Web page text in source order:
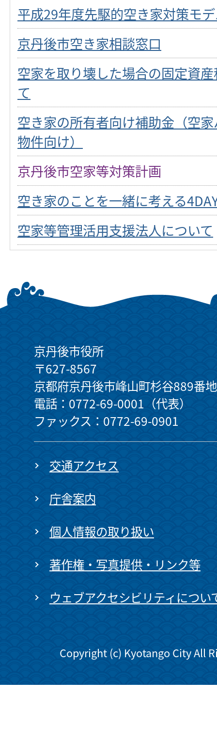
平成29年度先駆的空き家対策モ
京丹後市空き家相談窓口
空家を取り壊した場合の固定資
て
空き家の所有者向け補助金（空
物件向け）
京丹後市空家等対策計画
空き家のことを一緒に考える
空家等管理活用支援法人について
京丹後市役所
〒627-8567
京都府京丹後市峰山町杉谷889番地
電話：0772-69-0001（代表）
ファックス：0772-69-0901
交通アクセス
庁舎案内
個人情報の取り扱い
著作権・写真提供・リンク等
ウェブアクセシビリティについ
Copyright (c) Kyotango City All